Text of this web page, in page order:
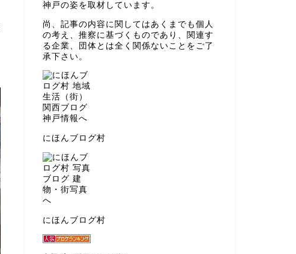
神戸の姿を取材しています。
尚、記事の内容に関してはあくまでも個人
の考え、推察に基づくものであり、関連す
る企業、団体とは全く関係ないことをご了
承下さい。
にほんブログ村
にほんブログ村